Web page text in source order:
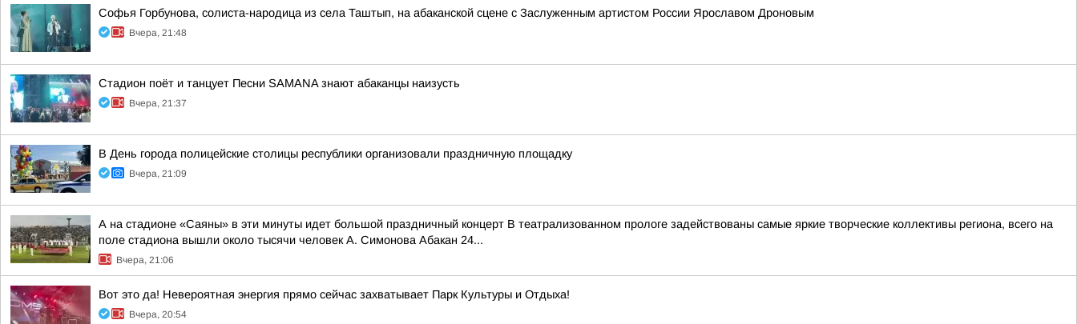
Софья Горбунова, солиста-народица из села Таштып, на абаканской сцене с Заслуженным артистом России Ярославом Дроновым
Вчера, 21:48
Стадион поёт и танцует Песни SAMANA знают абаканцы наизусть
Вчера, 21:37
В День города полицейские столицы республики организовали праздничную площадку
Вчера, 21:09
А на стадионе «Саяны» в эти минуты идет большой праздничный концерт В театрализованном прологе задействованы самые яркие творческие коллективы региона, всего на
поле стадиона вышли около тысячи человек А. Симонова Абакан 24...
Вчера, 21:06
Вот это да! Невероятная энергия прямо сейчас захватывает Парк Культуры и Отдыха!
Вчера, 20:54